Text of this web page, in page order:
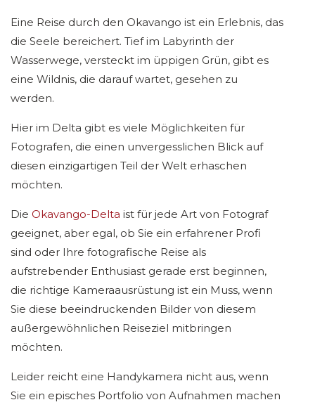
Eine Reise durch den Okavango ist ein Erlebnis, das
die Seele bereichert. Tief im Labyrinth der
Wasserwege, versteckt im üppigen Grün, gibt es
eine Wildnis, die darauf wartet, gesehen zu
werden.
Hier im Delta gibt es viele Möglichkeiten für
Fotografen, die einen unvergesslichen Blick auf
diesen einzigartigen Teil der Welt erhaschen
möchten.
Die Okavango-Delta ist für jede Art von Fotograf
geeignet, aber egal, ob Sie ein erfahrener Profi
sind oder Ihre fotografische Reise als
aufstrebender Enthusiast gerade erst beginnen,
die richtige Kameraausrüstung ist ein Muss, wenn
Sie diese beeindruckenden Bilder von diesem
außergewöhnlichen Reiseziel mitbringen
möchten.
Leider reicht eine Handykamera nicht aus, wenn
Sie ein episches Portfolio von Aufnahmen machen